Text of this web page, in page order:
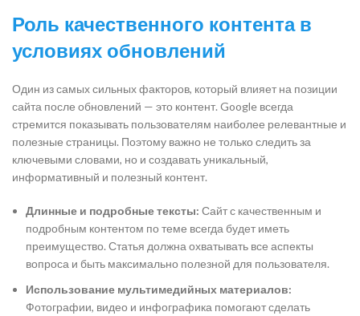
Роль качественного контента в
условиях обновлений
Один из самых сильных факторов, который влияет на позиции
сайта после обновлений — это контент. Google всегда
стремится показывать пользователям наиболее релевантные и
полезные страницы. Поэтому важно не только следить за
ключевыми словами, но и создавать уникальный,
информативный и полезный контент.
Длинные и подробные тексты: Сайт с качественным и
подробным контентом по теме всегда будет иметь
преимущество. Статья должна охватывать все аспекты
вопроса и быть максимально полезной для пользователя.
Использование мультимедийных материалов:
Фотографии, видео и инфографика помогают сделать